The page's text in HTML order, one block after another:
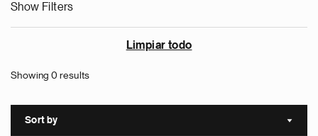
Show Filters
Limpiar todo
Showing 0 results
Sort by Sort